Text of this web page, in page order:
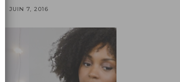
JUIN 7, 2016